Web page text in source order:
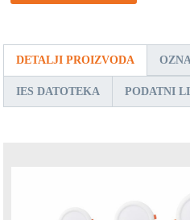
DETALJI PROIZVODA
IES DATOTEKA PODATNI